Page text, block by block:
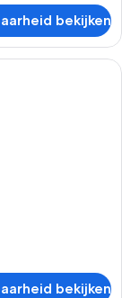
bekijken
met een groot bed,
bekijken